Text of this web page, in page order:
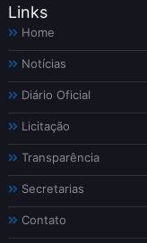
Links
Home
Notícias
Diário Oficial
Licitação
Transparência
Secretarias
Contato